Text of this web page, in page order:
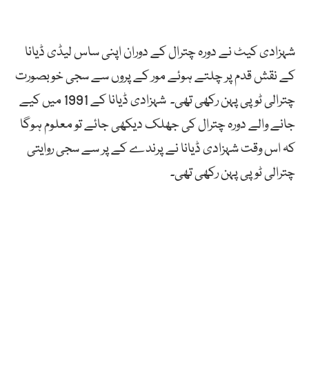
شہزادی کیٹ نے دورہ چترال کے دوران اپنی ساس لیڈی ڈیانا
کے نقش قدم پر چلتے ہوئے مور کے پروں سے سجی خوبصورت
چترالی ٹوپی پہن رکھی تھی۔ شہزادی ڈیانا کے 1991 میں کیے
جانے والے دورہ چترال کی جھلک دیکھی جائے تو معلوم ہوگا
کہ اس وقت شہزادی ڈیانا نے پرندے کے پر سے سجی روایتی
چترالی ٹوپی پہن رکھی تھی۔